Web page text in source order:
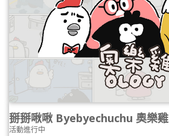
掰掰啾啾 Byebyechuchu 奧樂雞
活動進行中